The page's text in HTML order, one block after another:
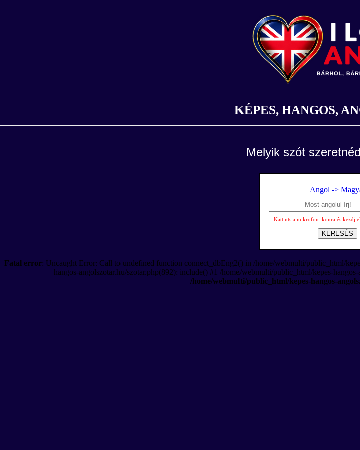
KÉPES, HANGOS,
Melyik szót
Angol ->
Kattints a mikrofon ikonra és kezdj
KERESÉS
Fatal error: Uncaught Error: Call to undefined function connect_dbEng2() in /home/webmulti/public_html/
hangos-angolszotar.hu/szotar.php(892): include() #1 /home/webmulti/public_html/kepes-
/home/webmulti/public_html/kepes-hangos-